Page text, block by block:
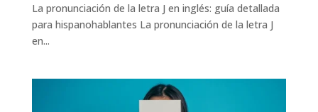
La pronunciación de la letra J en inglés: guía detallada
para hispanohablantes La pronunciación de la letra J
en...